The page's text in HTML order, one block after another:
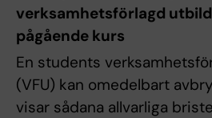
verksamhetsförlagd
pågående kurs
En students
(VFU) kan omedelbart
visar sådana allvarliga